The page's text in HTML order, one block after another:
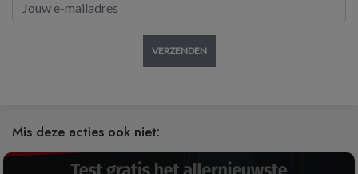
VERZENDEN
Mis deze acties ook niet: